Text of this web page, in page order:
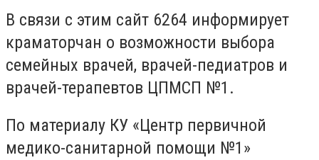
В связи с этим сайт 6264 информирует
краматорчан о возможности выбора
семейных врачей, врачей-педиатров и
врачей-терапевтов ЦПМСП №1.
По материалу КУ «Центр первичной
медико-санитарной помощи №1»